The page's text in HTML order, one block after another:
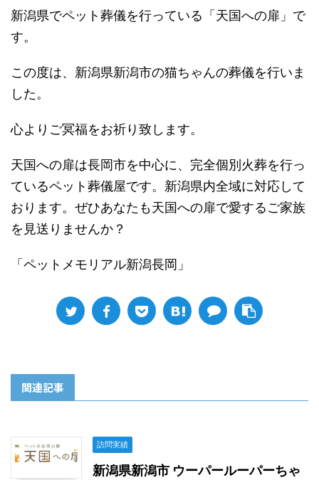
新潟県でペット葬儀を行っている「天国への扉」で
す。
この度は、新潟県新潟市の猫ちゃんの葬儀を行いま
した。
心よりご冥福をお祈り致します。
天国への扉は長岡市を中心に、完全個別火葬を行っ
ているペット葬儀屋です。新潟県内全域に対応して
おります。ぜひあなたも天国への扉で愛するご家族
を見送りませんか？
「ペットメモリアル新潟長岡」
関連記事
訪問実績
新潟県新潟市 ウーパールーパーちゃ